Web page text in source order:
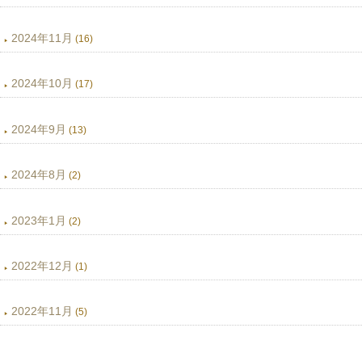
2024年11月 (16)
2024年10月 (17)
2024年9月 (13)
2024年8月 (2)
2023年1月 (2)
2022年12月 (1)
2022年11月 (5)